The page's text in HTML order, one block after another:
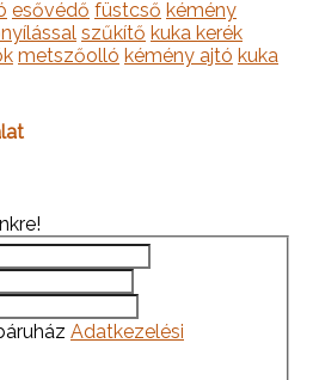
esővédő füstcső kémény
szűkítő kuka kerék
metszőolló kémény ajtó kuka
Adatkezelési